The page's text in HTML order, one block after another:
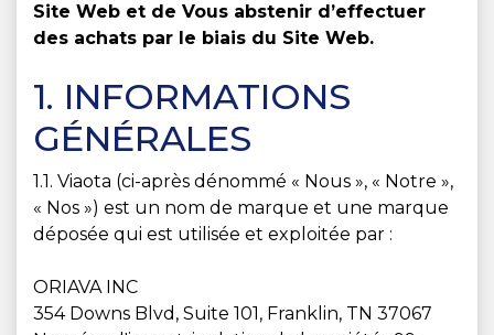
Site Web et de Vous abstenir d’effectuer
des achats par le biais du Site Web.
1. INFORMATIONS
GÉNÉRALES
1.1. Viaota (ci-après dénommé « Nous », « Notre »,
« Nos ») est un nom de marque et une marque
déposée qui est utilisée et exploitée par :
ORIAVA INC
354 Downs Blvd, Suite 101, Franklin, TN 37067